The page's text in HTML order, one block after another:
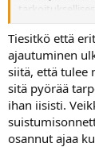
konttaaminen
mieluusti lähde
"vahinkoja"
sen
Tieliikenteessä
keilaradalla
Smoton
kuka tahansa
Tiesitkö että
ajautuminen
siitä, että tulee
sitä pyörää
ihan iisisti.
osannut ajaa